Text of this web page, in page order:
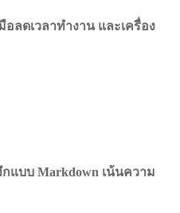
ลดเวลาทำงาน และเครื่อง
แบบ Markdown เน้นความ